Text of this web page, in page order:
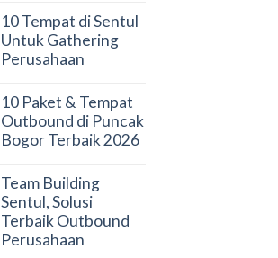
10 Tempat di Sentul
Untuk Gathering
Perusahaan
10 Paket & Tempat
Outbound di Puncak
Bogor Terbaik 2026
Team Building
Sentul, Solusi
Terbaik Outbound
Perusahaan